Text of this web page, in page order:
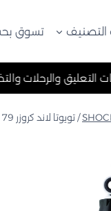
تسوق
منتجات التعليق
/ تويوتا لاند كروزر 79 سلسلة ممتص صدمات خلوي رغوي خلفي